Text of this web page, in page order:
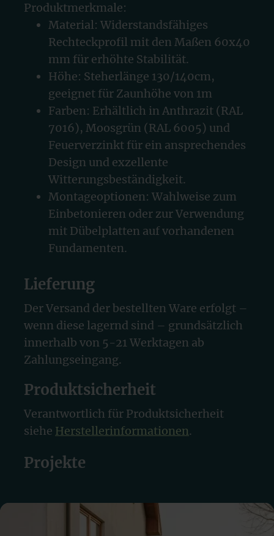
Produktmerkmale:
Material: Widerstandsfähiges
Rechteckprofil mit den Maßen 60x40
mm für erhöhte Stabilität.
Höhe: Steherlänge 130/140cm,
geeignet für Zaunhöhe von 1m
Farben: Erhältlich in Anthrazit (RAL
7016), Moosgrün (RAL 6005) und
Feuerverzinkt für ein ansprechendes
Design und exzellente
Witterungsbeständigkeit.
Montageoptionen: Wahlweise zum
Einbetonieren oder zur Verwendung
mit Dübelplatten auf vorhandenen
Fundamenten.
Lieferung
Der Versand der bestellten Ware erfolgt –
wenn diese lagernd sind – grundsätzlich
innerhalb von 5-21 Werktagen ab
Zahlungseingang.
Produktsicherheit
Verantwortlich für Produktsicherheit
siehe Herstellerinformationen.
Projekte